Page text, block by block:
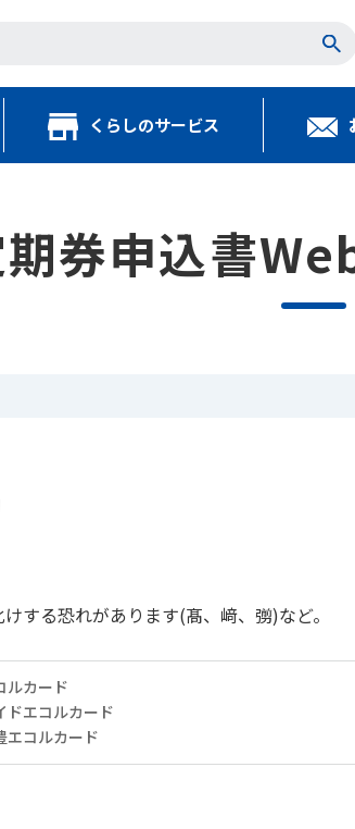
くらしのサービス
券申込書
する恐れがあります(髙、﨑、彅)など。
ルカード
ドエコルカード
エコルカード